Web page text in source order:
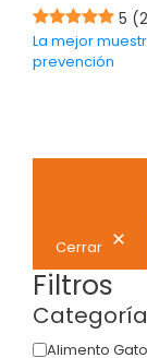
5
La mejor
prevención
Cerrar
Filtros
Categoría
Alimento Gato